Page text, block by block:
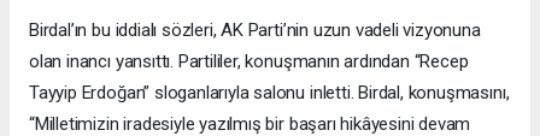
Birdal’ın bu iddialı sözleri, AK Parti’nin uzun vadeli vizyonuna
olan inancı yansıttı. Partililer, konuşmanın ardından “Recep
Tayyip Erdoğan” sloganlarıyla salonu inletti. Birdal, konuşmasını,
“Milletimizin iradesiyle yazılmış bir başarı hikâyesini devam